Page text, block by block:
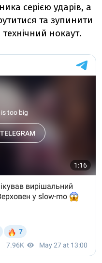
серією ударів, а
та зупинити
нокаут.